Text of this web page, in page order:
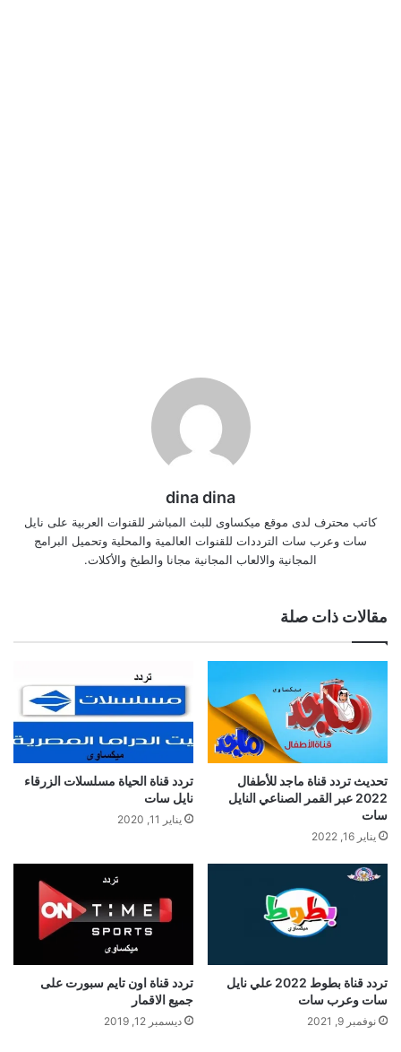
dina dina
كاتب محترف لدى موقع ميكساوى للبث المباشر للقنوات العربية على نايل
سات وعرب سات الترددات للقنوات العالمية والمحلية وتحميل البرامج
المجانية والالعاب المجانية مجانا والطبخ والأكلات.
مقالات ذات صلة
تحديث تردد قناة ماجد للأطفال
2022 عبر القمر الصناعي النايل
سات
يناير 16, 2022
تردد قناة الحياة مسلسلات الزرقاء
نايل سات
يناير 11, 2020
تردد قناة بطوط 2022 علي نايل
سات وعرب سات
نوفمبر 9, 2021
تردد قناة اون تايم سبورت على
جميع الاقمار
ديسمبر 12, 2019